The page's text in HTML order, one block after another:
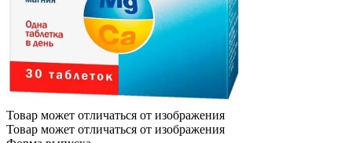
Товар может отличаться от изображения
Товар может отличаться от изображения